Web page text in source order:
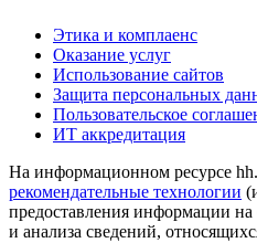
Этика и комплаенс
Оказание услуг
Использование сайтов
Защита персональных
Пользовательское
ИТ аккредитация
На информационном ресурсе
рекомендательные технологии
предоставления информации на
и анализа сведений,